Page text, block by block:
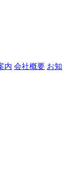
内 会社概要 お知